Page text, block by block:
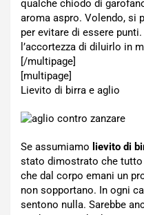
qualche chiodo di
aroma aspro. Volendo, si
per evitare di essere
l’accortezza di diluirlo in
[/multipage]
[multipage]
Lievito di birra e aglio
Se assumiamo lievito di
stato dimostrato che
che dal corpo emani un
non sopportano. In ogni
sentono nulla. Sarebbe